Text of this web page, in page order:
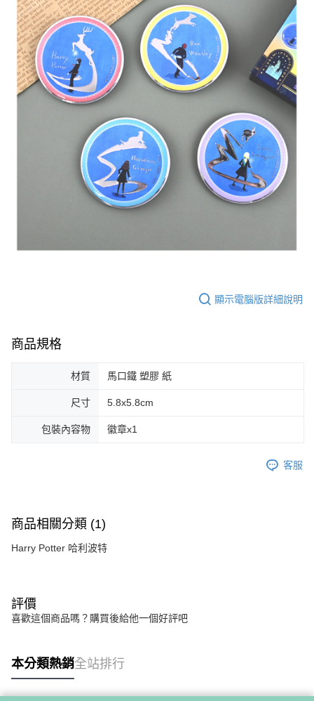
顯示電腦版詳細說明
商品規格
材質 馬口鐵 塑膠 紙
尺寸 5.8x5.8cm
包裝內容物 徽章x1
客服
商品相關分類 (1)
Harry Potter 哈利波特
評價
喜歡這個商品嗎？購買後給他一個好評吧
本分類熱銷全站排行